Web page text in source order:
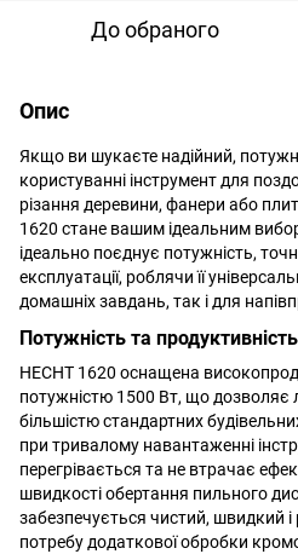
До обраного
Опис
Якщо ви шукаєте надійний,
користуванні інструмент для
різання деревини, фанери або
1620 стане вашим ідеальним
ідеально поєднує потужність,
експлуатації, роблячи її
домашніх завдань, так і для
Потужність та продуктивність
HECHT 1620 оснащена
потужністю 1500 Вт, що дозволяє
більшістю стандартних
при тривалому навантаженні
перегрівається та не втрачає
швидкості обертання пильного
забезпечується чистий, швидкий і
потребу додаткової обробки